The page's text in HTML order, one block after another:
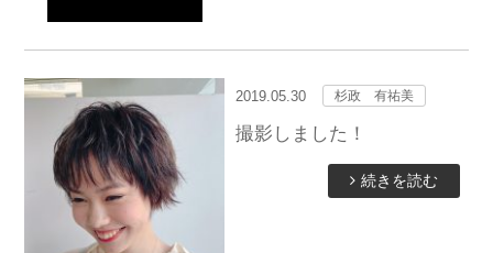
2019.05.30 杉政 有祐美
撮影しました！
続きを読む